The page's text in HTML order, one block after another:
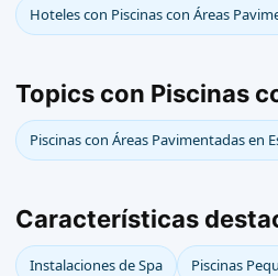
Hoteles con Piscinas con Áreas
Topics con Piscinas
Piscinas con Áreas Pavimentadas en
Características
Instalaciones de Spa Piscinas